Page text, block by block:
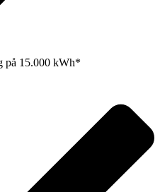
på 15.000 kWh*